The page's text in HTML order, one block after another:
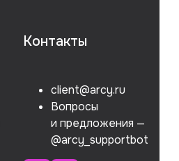
Контакты
client@arcy.ru
Вопросы
и предложения —
@arcy_supportbot